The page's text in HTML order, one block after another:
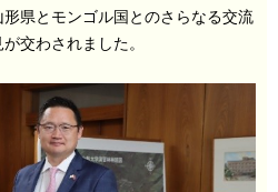
県とモンゴル国とのさらなる交流
交わされました。